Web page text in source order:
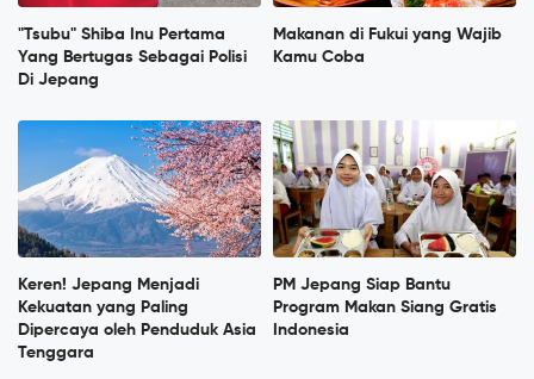
"Tsubu" Shiba Inu Pertama
Yang Bertugas Sebagai Polisi
Di Jepang
Makanan di Fukui yang Wajib
Kamu Coba
Keren! Jepang Menjadi
Kekuatan yang Paling
Dipercaya oleh Penduduk Asia
Tenggara
PM Jepang Siap Bantu
Program Makan Siang Gratis
Indonesia